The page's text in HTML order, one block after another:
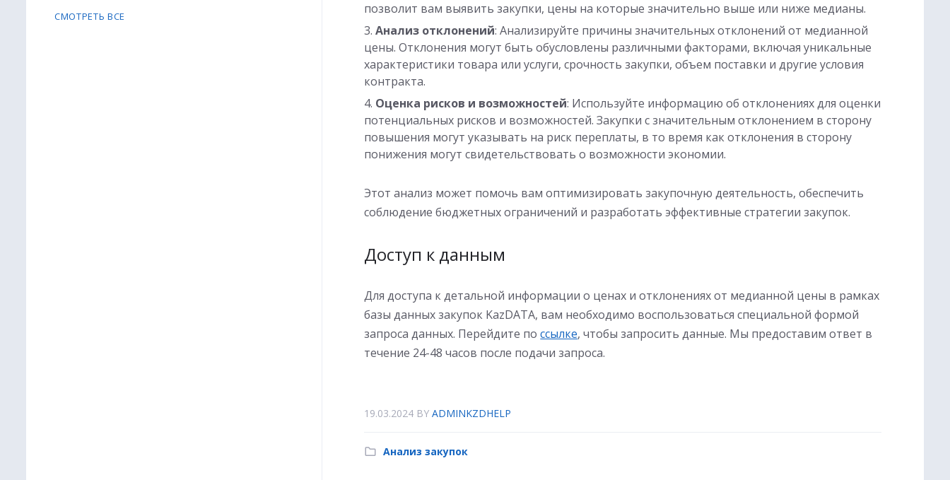
позволит вам выявить закупки, цены на которые значительно выше или ниже медианы.
Анализ отклонений: Анализируйте причины значительных отклонений от медианной
цены. Отклонения могут быть обусловлены различными факторами, включая уникальные
характеристики товара или услуги, срочность закупки, объем поставки и другие условия
контракта.
Оценка рисков и возможностей: Используйте информацию об отклонениях для оценки
потенциальных рисков и возможностей. Закупки с значительным отклонением в сторону
повышения могут указывать на риск переплаты, в то время как отклонения в сторону
понижения могут свидетельствовать о возможности экономии.
Этот анализ может помочь вам оптимизировать закупочную деятельность, обеспечить
соблюдение бюджетных ограничений и разработать эффективные стратегии закупок.
Доступ к данным
Для доступа к детальной информации о ценах и отклонениях от медианной цены в рамках
базы данных закупок KazDATA, вам необходимо воспользоваться специальной формой
запроса данных. Перейдите поссылке, чтобы запросить данные. Мы предоставим ответ в
течение 24-48 часов после подачи запроса.
19.03.2024 BYADMINKZDHELP
Анализ закупок
СМОТРЕТЬ ВСЕ